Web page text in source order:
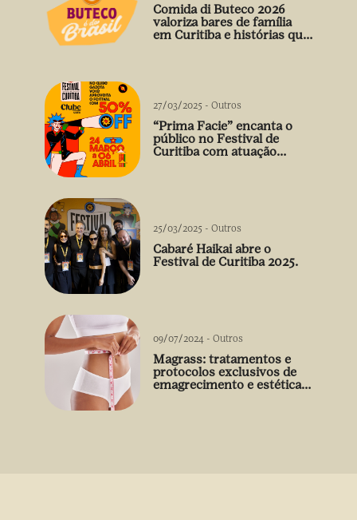
Comida di Buteco 2026
valoriza bares de família
em Curitiba e histórias que
27/03/2025 - Outros
“Prima Facie” encanta o
público no Festival de
Curitiba com atuação
25/03/2025 - Outros
Cabaré Haikai abre o
Festival de Curitiba 2025.
09/07/2024 - Outros
Magrass: tratamentos e
protocolos exclusivos de
emagrecimento e estética